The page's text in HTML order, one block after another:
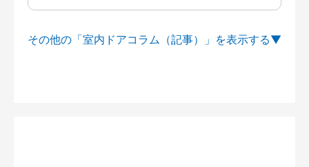
その他の「室内ドアコラム（記事）」を